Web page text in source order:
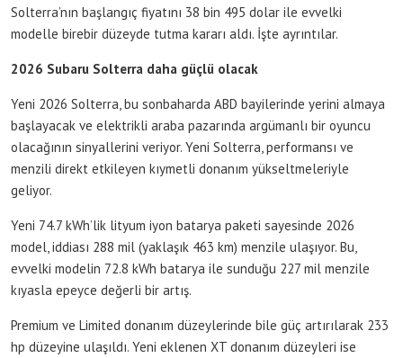
Solterra’nın başlangıç fiyatını 38 bin 495 dolar ile evvelki
modelle birebir düzeyde tutma kararı aldı. İşte ayrıntılar.
2026 Subaru Solterra daha güçlü olacak
Yeni 2026 Solterra, bu sonbaharda ABD bayilerinde yerini almaya
başlayacak ve elektrikli araba pazarında argümanlı bir oyuncu
olacağının sinyallerini veriyor. Yeni Solterra, performansı ve
menzili direkt etkileyen kıymetli donanım yükseltmeleriyle
geliyor.
Yeni 74.7 kWh’lik lityum iyon batarya paketi sayesinde 2026
model, iddiası 288 mil (yaklaşık 463 km) menzile ulaşıyor. Bu,
evvelki modelin 72.8 kWh batarya ile sunduğu 227 mil menzile
kıyasla epeyce değerli bir artış.
Premium ve Limited donanım düzeylerinde bile güç artırılarak 233
hp düzeyine ulaşıldı. Yeni eklenen XT donanım düzeyleri ise